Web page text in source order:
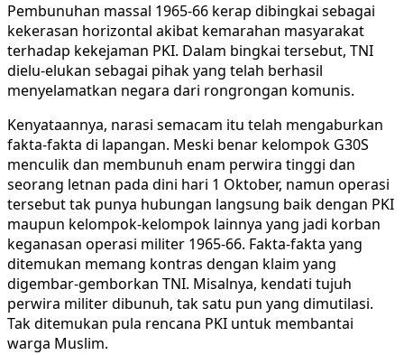
Pembunuhan massal 1965-66 kerap dibingkai sebagai
kekerasan horizontal akibat kemarahan masyarakat
terhadap kekejaman PKI. Dalam bingkai tersebut, TNI
dielu-elukan sebagai pihak yang telah berhasil
menyelamatkan negara dari rongrongan komunis.
Kenyataannya, narasi semacam itu telah mengaburkan
fakta-fakta di lapangan. Meski benar kelompok G30S
menculik dan membunuh enam perwira tinggi dan
seorang letnan pada dini hari 1 Oktober, namun operasi
tersebut tak punya hubungan langsung baik dengan PKI
maupun kelompok-kelompok lainnya yang jadi korban
keganasan operasi militer 1965-66. Fakta-fakta yang
ditemukan memang kontras dengan klaim yang
digembar-gemborkan TNI. Misalnya, kendati tujuh
perwira militer dibunuh, tak satu pun yang dimutilasi.
Tak ditemukan pula rencana PKI untuk membantai
warga Muslim.